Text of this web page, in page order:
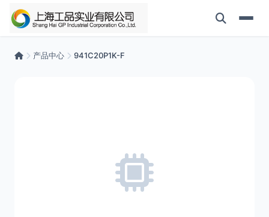
产品中心 941C20P1K-F